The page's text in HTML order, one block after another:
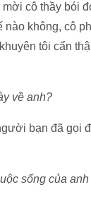
mời cô thầy bói
không, cô
tôi cẩn
về anh?
bạn đã gọi
sống của